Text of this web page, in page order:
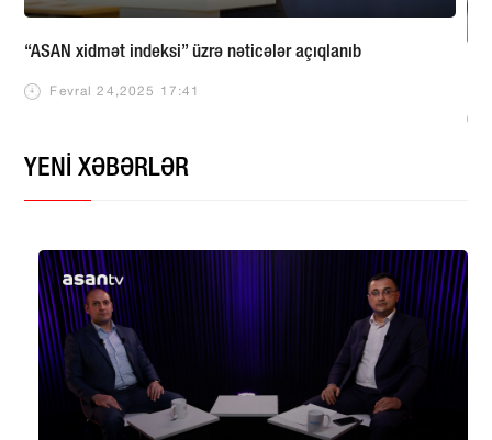
“ASAN xidmət indeksi” üzrə nəticələr açıqlanıb
Fevral 24,2025 17:41
YENİ XƏBƏRLƏR